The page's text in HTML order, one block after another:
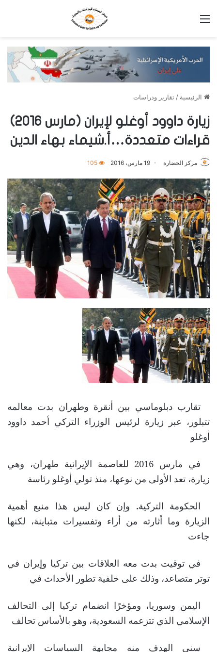
الرئيسية / تقارير ودراسات
زيارة داوود أوغلو لإيران (مارس 2016)
قراءات متعددة…أ.شيماء بهاء الدين
مركز الحضارة 19 مارس، 2016 105
تقارب دبلوماسي بين أنقرة وطهران بدت معالمه
تتبلور، عبر زيارة لرئيس الوزراء التركي أحمد داوود
أوغلو
في مارس 2016 للعاصمة الإيرانية طهران، وهي
زيارة، تعد الأولى من نوعها، منذ تولي أوغلو رئاسة
الحكومة التركية. وإن كان ليس هذا منبع أهمية
الزيارة وما أثارته من أراء وتفسيرات متباينة، لكنها
جاءت
في توقيت بدت معه العلاقات بين تركيا وإيران في
توتر متصاعد، وذلك على خلفية تطور الأحداث في
اليمن وسوريا، ومؤخرًا انضمام تركيا إلى التحالف
الإسلامي الذي تتزعمه السعودية، وهو بالأساس تحالف
سني الهدف منه مجابهة السياسات الإيرانية